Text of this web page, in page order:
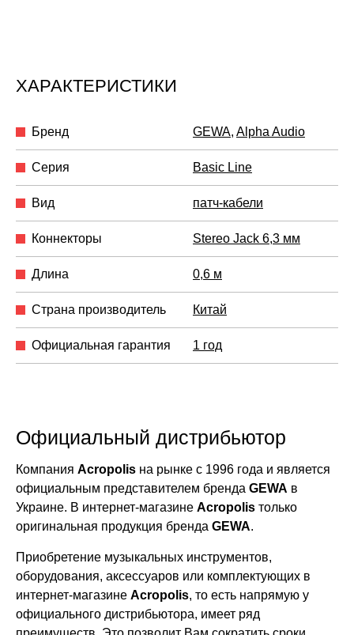
ХАРАКТЕРИСТИКИ
Бренд GEWA, Alpha Audio
Серия Basic Line
Вид патч-кабели
Коннекторы Stereo Jack 6,3 мм
Длина 0,6 м
Страна производитель Китай
Официальная гарантия 1 год
Официальный дистрибьютор
Компания Acropolis на рынке с 1996 года и является
официальным представителем бренда GEWA в
Украине. В интернет-магазине Acropolis только
оригинальная продукция бренда GEWA.
Приобретение музыкальных инструментов,
оборудования, аксессуаров или комплектующих в
интернет-магазине Acropolis, то есть напрямую у
официального дистрибьютора, имеет ряд